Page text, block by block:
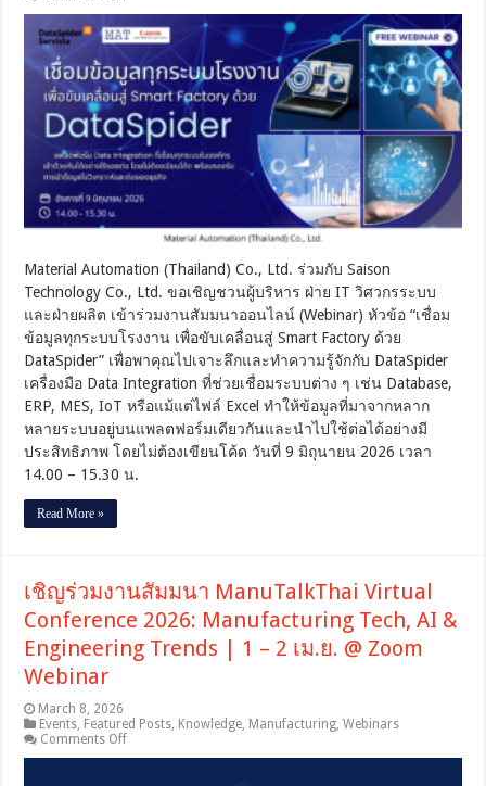
|
Saison
Webinar:
เชื่อม
ข้อมูล
ทุก
ระบบ
โรงงาน
เพื่อ
ขับ
Factory
ด้วย
DataSpider
[9
มิ.ย.
2026]
Material Automation (Thailand) Co., Ltd. ร่วมกับ Saison
Technology Co., Ltd. ขอเชิญชวนผู้บริหาร ฝ่าย IT วิศวกรระบบ
และฝ่ายผลิต เข้าร่วมงานสัมมนาออนไลน์ (Webinar) หัวข้อ “เชื่อม
ข้อมูลทุกระบบโรงงาน เพื่อขับเคลื่อนสู่ Smart Factory ด้วย
DataSpider” เพื่อพาคุณไปเจาะลึกและทำความรู้จักกับ DataSpider
เครื่องมือ Data Integration ที่ช่วยเชื่อมระบบต่าง ๆ เช่น Database,
ERP, MES, IoT หรือแม้แต่ไฟล์ Excel ทำให้ข้อมูลที่มาจากหลาก
หลายระบบอยู่บนแพลตฟอร์มเดียวกันและนำไปใช้ต่อได้อย่างมี
ประสิทธิภาพ โดยไม่ต้องเขียนโค้ด วันที่ 9 มิถุนายน 2026 เวลา
14.00 – 15.30 น.
Read More »
เชิญร่วมงานสัมมนา ManuTalkThai Virtual
Conference 2026: Manufacturing Tech, AI &
Engineering Trends | 1 – 2 เม.ย. @ Zoom
Webinar
March 8, 2026
Events, Featured Posts, Knowledge, Manufacturing,Webinars
Comments Offon
เชิญ